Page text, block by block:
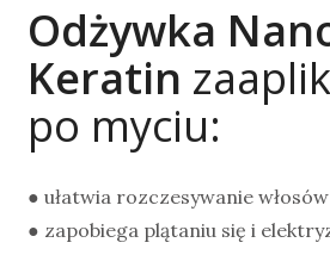
Odżywka
Keratin
po myciu:
● ułatwia rozczesywanie
● zapobiega plątaniu się i